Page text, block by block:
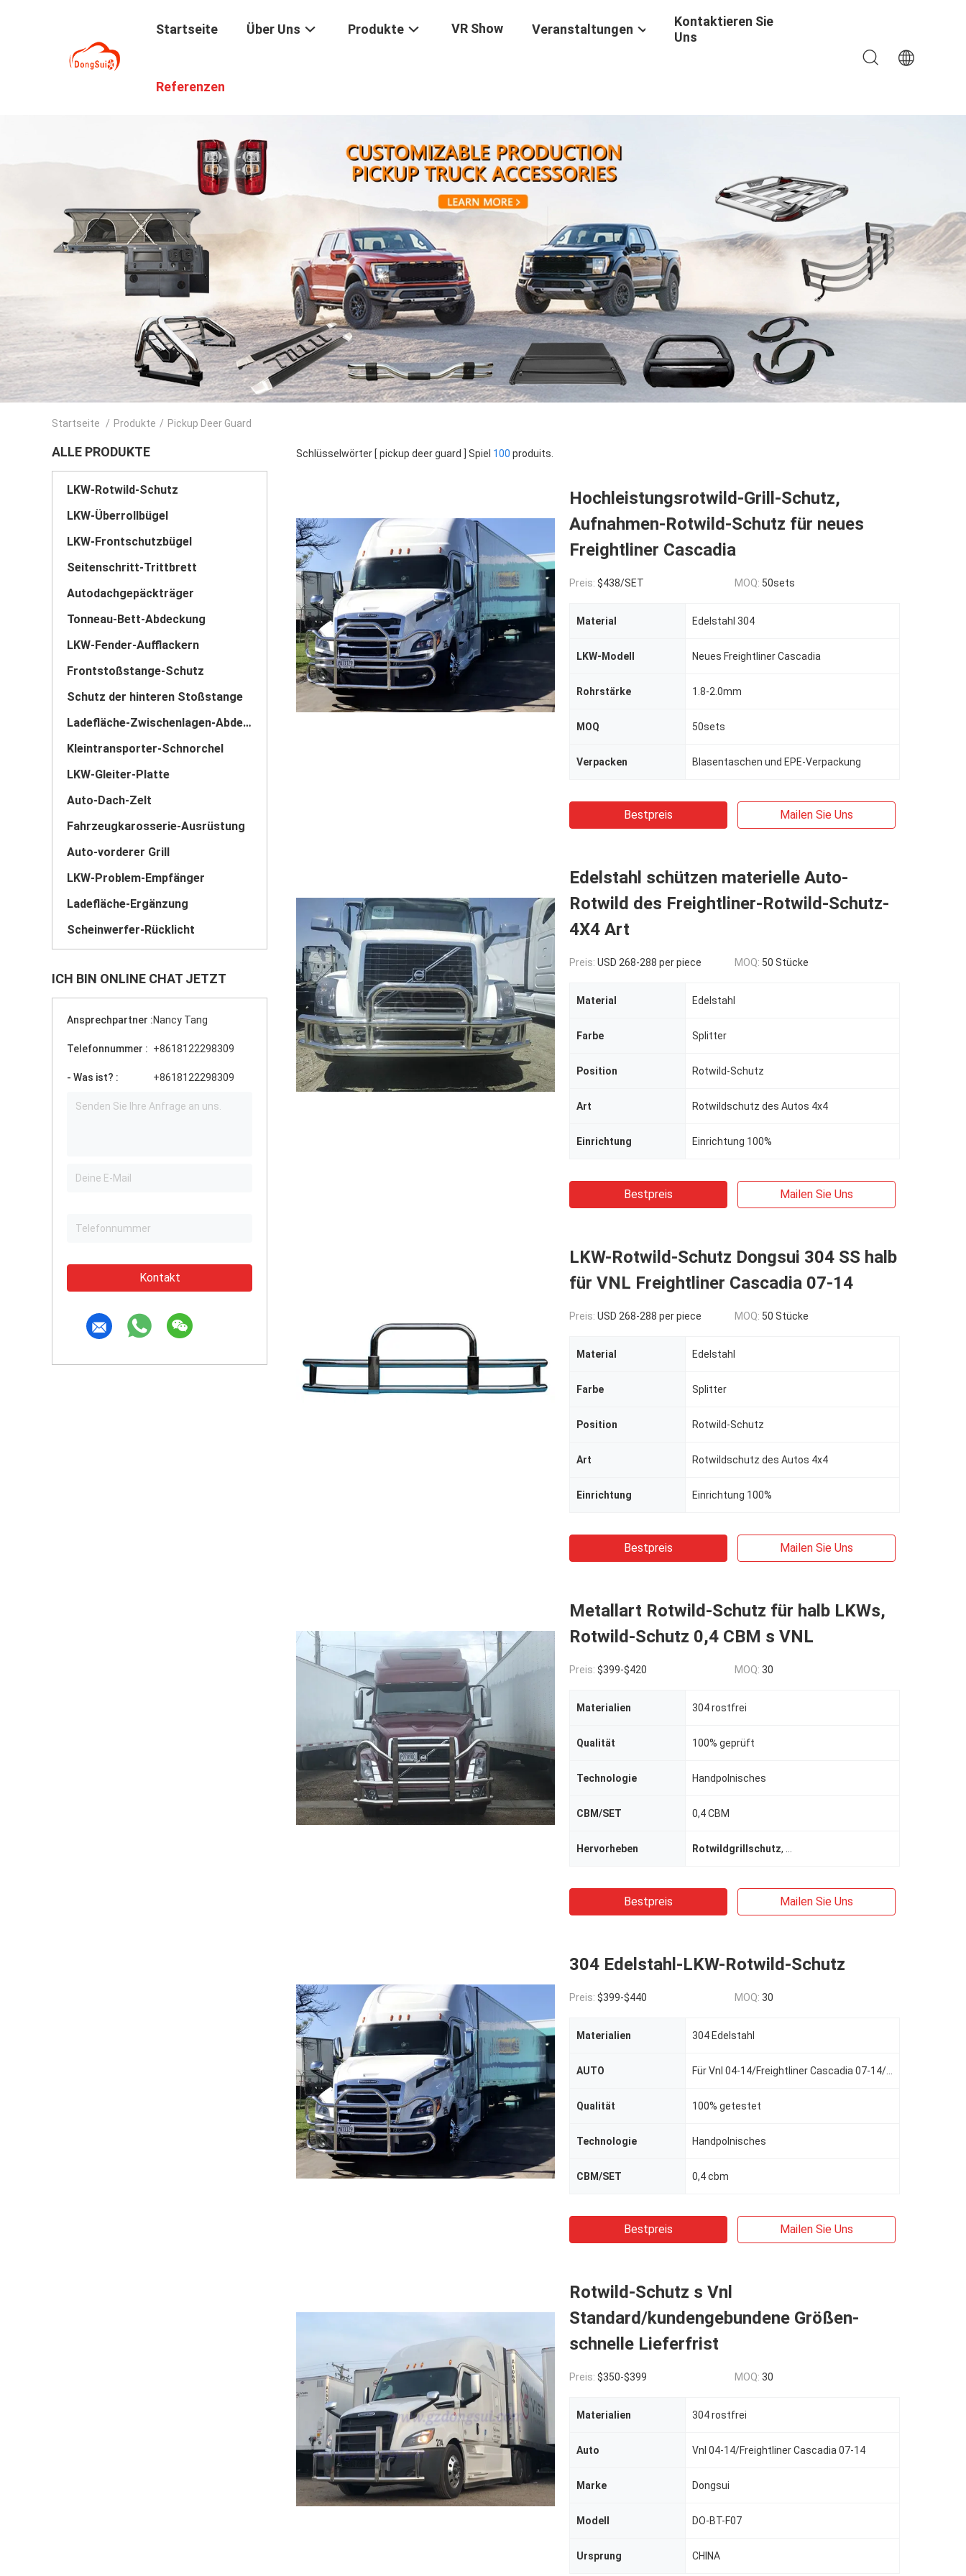
Startseite Über Uns Produkte VR Show Veranstaltungen
Kontaktieren Sie
Uns
Referenzen
Startseite / Produkte / Pickup Deer Guard
ALLE PRODUKTE
LKW-Rotwild-Schutz
LKW-Überrollbügel
LKW-Frontschutzbügel
Seitenschritt-Trittbrett
Autodachgepäckträger
Tonneau-Bett-Abdeckung
LKW-Fender-Aufflackern
Frontstoßstange-Schutz
Schutz der hinteren Stoßstange
Ladefläche-Zwischenlagen-Abdeckung
Kleintransporter-Schnorchel
LKW-Gleiter-Platte
Auto-Dach-Zelt
Fahrzeugkarosserie-Ausrüstung
Auto-vorderer Grill
LKW-Problem-Empfänger
Ladefläche-Ergänzung
Scheinwerfer-Rücklicht
ICH BIN ONLINE CHAT JETZT
Ansprechpartner :Nancy Tang
Telefonnummer : +8618122298309
- Was ist? : +8618122298309
Kontakt
Schlüsselwörter [ pickup deer guard ] Spiel 100 produits.
Hochleistungsrotwild-Grill-Schutz,
Aufnahmen-Rotwild-Schutz für neues
Freightliner Cascadia
Preis: $438/SET MOQ: 50sets
Material Edelstahl 304
LKW-Modell Neues Freightliner Cascadia
Rohrstärke 1.8-2.0mm
MOQ 50sets
Verpacken Blasentaschen und EPE-Verpackung
Bestpreis Mailen Sie Uns
Edelstahl schützen materielle Auto-
Rotwild des Freightliner-Rotwild-Schutz-
4X4 Art
Preis: USD 268-288 per piece MOQ: 50 Stücke
Material Edelstahl
Farbe Splitter
Position Rotwild-Schutz
Art Rotwildschutz des Autos 4x4
Einrichtung Einrichtung 100%
Bestpreis Mailen Sie Uns
LKW-Rotwild-Schutz Dongsui 304 SS halb
für VNL Freightliner Cascadia 07-14
Preis: USD 268-288 per piece MOQ: 50 Stücke
Material Edelstahl
Farbe Splitter
Position Rotwild-Schutz
Art Rotwildschutz des Autos 4x4
Einrichtung Einrichtung 100%
Bestpreis Mailen Sie Uns
Metallart Rotwild-Schutz für halb LKWs,
Rotwild-Schutz 0,4 CBM s VNL
Preis: $399-$420 MOQ: 30
Materialien 304 rostfrei
Qualität 100% geprüft
Technologie Handpolnisches
CBM/SET 0,4 CBM
Hervorheben Rotwildgrillschutz,
Bestpreis Mailen Sie Uns
304 Edelstahl-LKW-Rotwild-Schutz
Preis: $399-$440 MOQ: 30
Materialien 304 Edelstahl
AUTO
Qualität 100% getestet
Technologie Handpolnisches
CBM/SET 0,4 cbm
Bestpreis Mailen Sie Uns
Rotwild-Schutz s Vnl
Standard/kundengebundene Größen-
schnelle Lieferfrist
Preis: $350-$399 MOQ: 30
Materialien 304 rostfrei
Auto Vnl 04-14/Freightliner Cascadia 07-14
Marke Dongsui
Modell DO-BT-F07
Ursprung CHINA